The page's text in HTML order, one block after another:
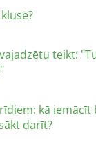
teikt:
kā iemācīt
darīt?